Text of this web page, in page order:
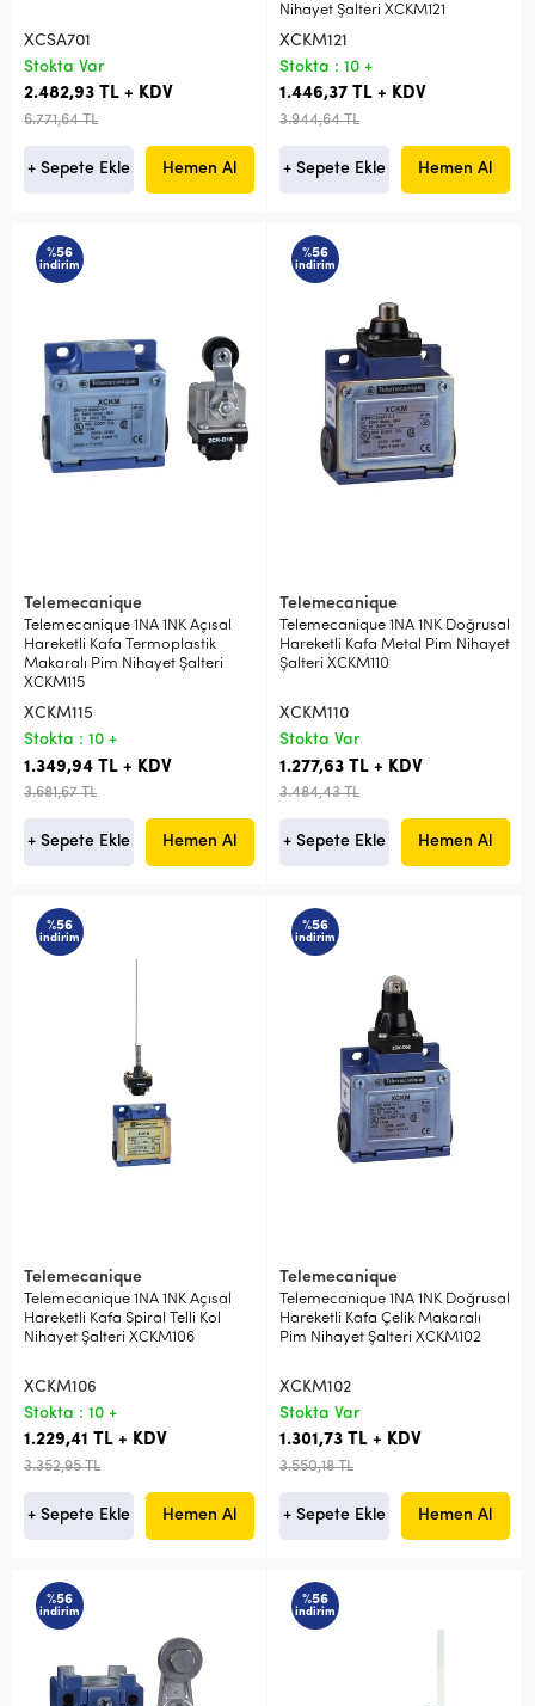
XCSA701
Stokta Var
2.482,93 TL + KDV
6.771,64 TL
+ Sepete Ekle Hemen Al
Nihayet Şalteri XCKM121
XCKM121
Stokta : 10 +
1.446,37 TL + KDV
3.944,64 TL
+ Sepete Ekle Hemen Al
%56
indirim
Telemecanique
Telemecanique 1NA 1NK Açısal
Hareketli Kafa Termoplastik
Makaralı Pim Nihayet Şalteri
XCKM115
XCKM115
Stokta : 10 +
1.349,94 TL + KDV
3.681,67 TL
+ Sepete Ekle Hemen Al
%56
indirim
Telemecanique
Telemecanique 1NA 1NK Doğrusal
Hareketli Kafa Metal Pim Nihayet
Şalteri XCKM110
XCKM110
Stokta Var
1.277,63 TL + KDV
3.484,43 TL
+ Sepete Ekle Hemen Al
%56
indirim
Telemecanique
Telemecanique 1NA 1NK Açısal
Hareketli Kafa Spiral Telli Kol
Nihayet Şalteri XCKM106
XCKM106
Stokta : 10 +
1.229,41 TL + KDV
3.352,95 TL
+ Sepete Ekle Hemen Al
%56
indirim
Telemecanique
Telemecanique 1NA 1NK Doğrusal
Hareketli Kafa Çelik Makaralı
Pim Nihayet Şalteri XCKM102
XCKM102
Stokta Var
1.301,73 TL + KDV
3.550,18 TL
+ Sepete Ekle Hemen Al
%56
indirim
%56
indirim